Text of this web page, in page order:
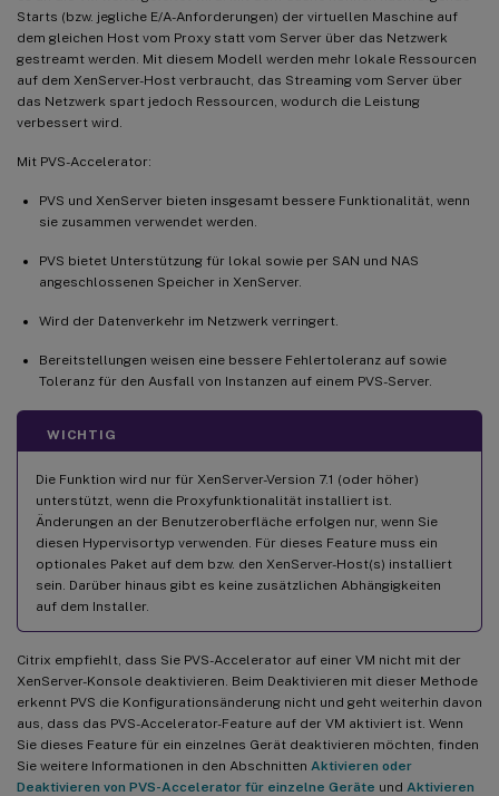
Starts (bzw. jegliche E/A-Anforderungen) der virtuellen Maschine auf
dem gleichen Host vom Proxy statt vom Server über das Netzwerk
gestreamt werden. Mit diesem Modell werden mehr lokale Ressourcen
auf dem XenServer-Host verbraucht, das Streaming vom Server über
das Netzwerk spart jedoch Ressourcen, wodurch die Leistung
verbessert wird.
Mit PVS-Accelerator:
PVS und XenServer bieten insgesamt bessere Funktionalität, wenn
sie zusammen verwendet werden.
PVS bietet Unterstützung für lokal sowie per SAN und NAS
angeschlossenen Speicher in XenServer.
Wird der Datenverkehr im Netzwerk verringert.
Bereitstellungen weisen eine bessere Fehlertoleranz auf sowie
Toleranz für den Ausfall von Instanzen auf einem PVS-Server.
WICHTIG
Die Funktion wird nur für XenServer-Version 7.1 (oder höher)
unterstützt, wenn die Proxyfunktionalität installiert ist.
Änderungen an der Benutzeroberfläche erfolgen nur, wenn Sie
diesen Hypervisortyp verwenden. Für dieses Feature muss ein
optionales Paket auf dem bzw. den XenServer-Host(s) installiert
sein. Darüber hinaus gibt es keine zusätzlichen Abhängigkeiten
auf dem Installer.
Citrix empfiehlt, dass Sie PVS-Accelerator auf einer VM nicht mit der
XenServer-Konsole deaktivieren. Beim Deaktivieren mit dieser Methode
erkennt PVS die Konfigurationsänderung nicht und geht weiterhin davon
aus, dass das PVS-Accelerator-Feature auf der VM aktiviert ist. Wenn
Sie dieses Feature für ein einzelnes Gerät deaktivieren möchten, finden
Sie weitere Informationen in den Abschnitten Aktivieren oder
Deaktivieren von PVS-Accelerator für einzelne Geräte und Aktivieren